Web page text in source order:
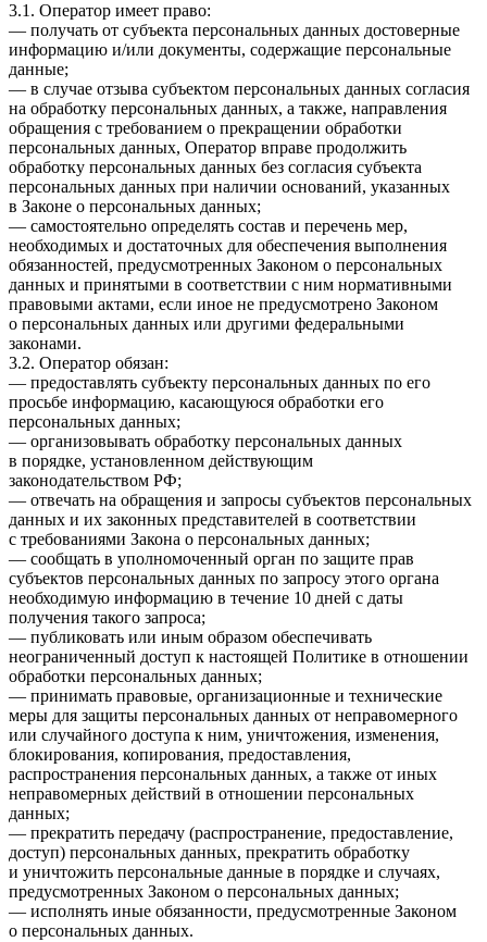
3.1. Оператор имеет право:
— получать от субъекта персональных данных достоверные
информацию и/или документы, содержащие персональные
данные;
— в случае отзыва субъектом персональных данных согласия
на обработку персональных данных, а также, направления
обращения с требованием о прекращении обработки
персональных данных, Оператор вправе продолжить
обработку персональных данных без согласия субъекта
персональных данных при наличии оснований, указанных
в Законе о персональных данных;
— самостоятельно определять состав и перечень мер,
необходимых и достаточных для обеспечения выполнения
обязанностей, предусмотренных Законом о персональных
данных и принятыми в соответствии с ним нормативными
правовыми актами, если иное не предусмотрено Законом
о персональных данных или другими федеральными
законами.
3.2. Оператор обязан:
— предоставлять субъекту персональных данных по его
просьбе информацию, касающуюся обработки его
персональных данных;
— организовывать обработку персональных данных
в порядке, установленном действующим
законодательством РФ;
— отвечать на обращения и запросы субъектов персональных
данных и их законных представителей в соответствии
с требованиями Закона о персональных данных;
— сообщать в уполномоченный орган по защите прав
субъектов персональных данных по запросу этого органа
необходимую информацию в течение 10 дней с даты
получения такого запроса;
— публиковать или иным образом обеспечивать
неограниченный доступ к настоящей Политике в отношении
обработки персональных данных;
— принимать правовые, организационные и технические
меры для защиты персональных данных от неправомерного
или случайного доступа к ним, уничтожения, изменения,
блокирования, копирования, предоставления,
распространения персональных данных, а также от иных
неправомерных действий в отношении персональных
данных;
— прекратить передачу (распространение, предоставление,
доступ) персональных данных, прекратить обработку
и уничтожить персональные данные в порядке и случаях,
предусмотренных Законом о персональных данных;
— исполнять иные обязанности, предусмотренные Законом
о персональных данных.